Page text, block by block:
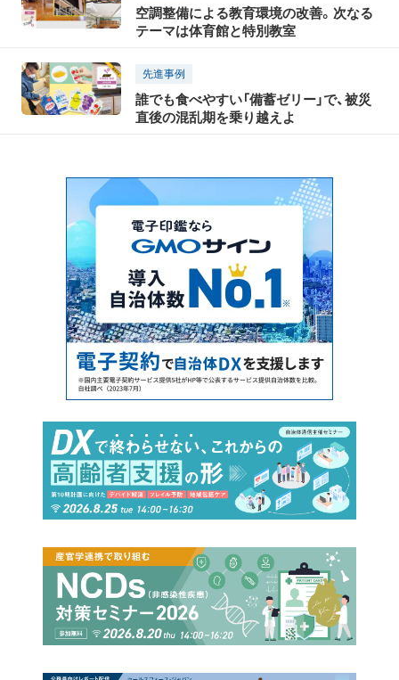
空調整備による教育環境の改善。次なる
テーマは体育館と特別教室
先進事例
誰でも食べやすい「備蓄ゼリー」で、被災
直後の混乱期を乗り越えよ